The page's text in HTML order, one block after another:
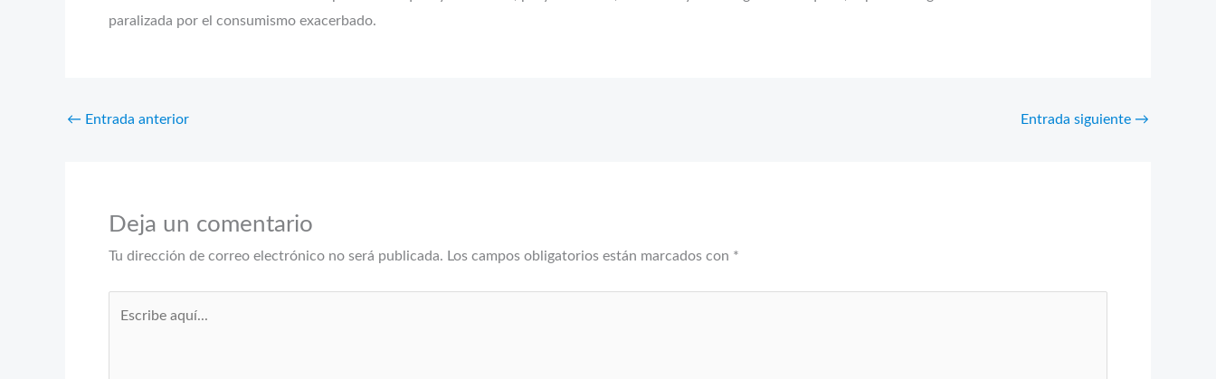
paralizada por el consumismo exacerbado.
← Entrada anterior Entrada siguiente →
Deja un comentario
Tu dirección de correo electrónico no será publicada. Los campos obligatorios están marcados con *